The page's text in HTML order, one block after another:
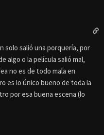
solo salió una porquería, por
algo o la película salió mal,
no es de todo mala en
es lo único bueno de toda la
por esa buena escena (lo